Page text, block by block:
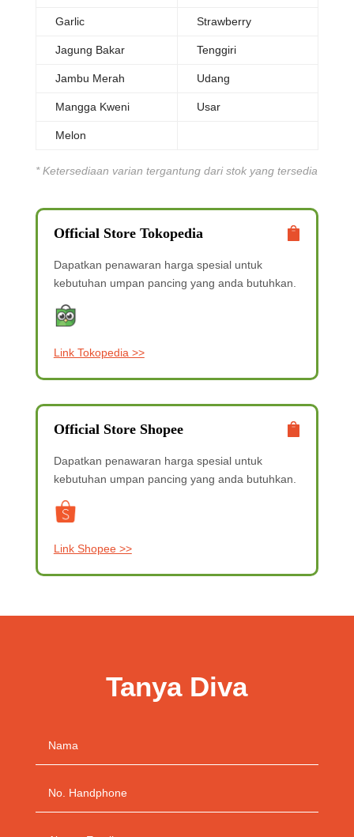
Garlic Strawberry
Jagung Bakar Tenggiri
Jambu Merah Udang
Mangga Kweni Usar
Melon
* Ketersediaan varian tergantung dari stok yang tersedia
Official Store Tokopedia
Dapatkan penawaran harga spesial untuk
kebutuhan umpan pancing yang anda butuhkan.
Link Tokopedia >>
Official Store Shopee
Dapatkan penawaran harga spesial untuk
kebutuhan umpan pancing yang anda butuhkan.
Link Shopee >>
Tanya Diva